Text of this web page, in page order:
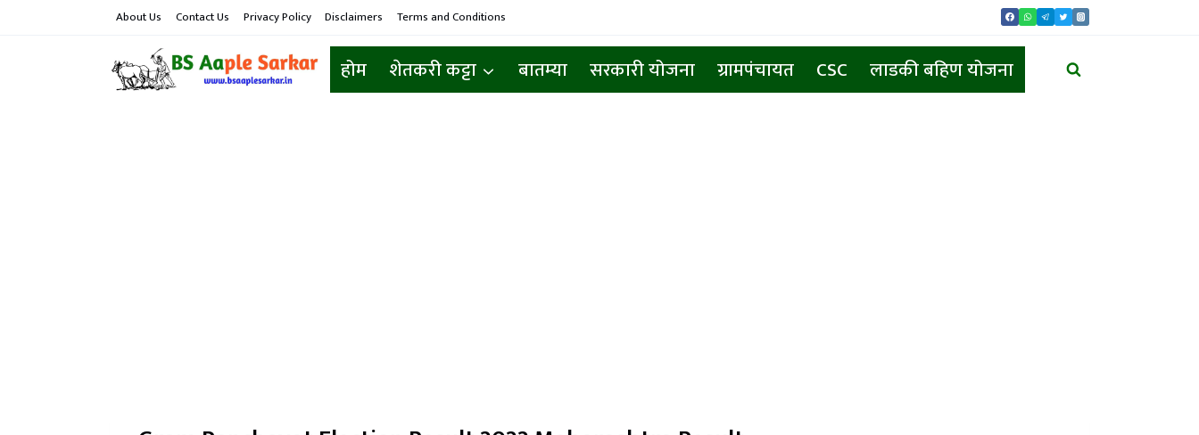
About Us Contact Us Privacy Policy Disclaimers Terms and Conditions
होम शेतकरी कट्टा बातम्या सरकारी योजना ग्रामपंचायत CSC लाडकी बहिण योजना